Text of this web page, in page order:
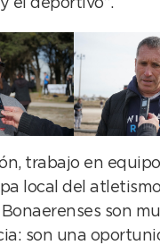
el deportivo”.
trabajo en
local del
son
son una